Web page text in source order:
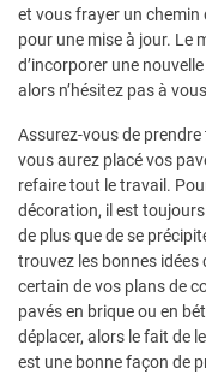
et vous frayer un chemin
pour une mise à jour. Le
d’incorporer une
alors n’hésitez pas à
Assurez-vous de
vous aurez placé vos
refaire tout le travail.
décoration, il est
de plus que de se
trouvez les bonnes
certain de vos plans de
pavés en brique ou en
déplacer, alors le fait de
est une bonne façon de